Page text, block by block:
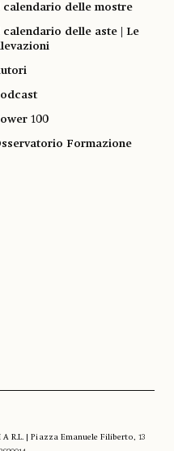
calendario delle mostre
calendario delle aste | Le
100
Formazione
A R.L. | Piazza Emanuele Filiberto, 13